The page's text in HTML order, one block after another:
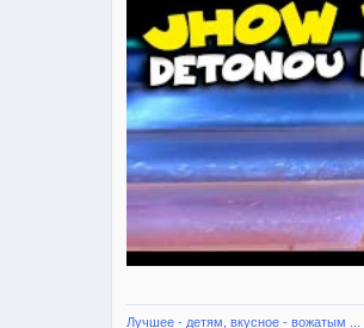
Лучшее - детям, вкусное - вожатым ...